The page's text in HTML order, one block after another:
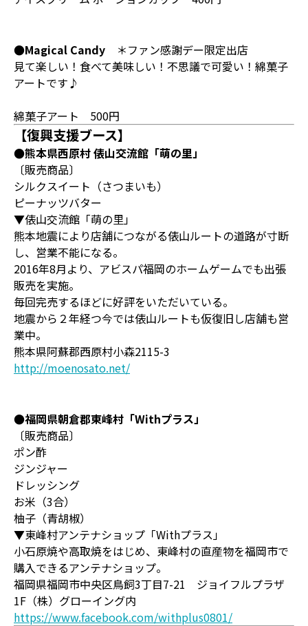
●Magical Candy ＊ファン感謝デー限定出店
見て楽しい！食べて美味しい！不思議で可愛い！綿菓子
アートです♪
綿菓子アート 500円
【復興支援ブース】
●熊本県西原村 俵山交流館「萌の里」
〔販売商品〕
シルクスイート（さつまいも）
ピーナッツバター
▼俵山交流館「萌の里」
熊本地震により店舗につながる俵山ルートの道路が寸断
し、営業不能になる。
2016年8月より、アビスパ福岡のホームゲームでも出張
販売を実施。
毎回完売するほどに好評をいただいている。
地震から２年経つ今では俵山ルートも仮復旧し店舗も営
業中。
熊本県阿蘇郡西原村小森2115-3
http://moenosato.net/
●福岡県朝倉郡東峰村「Withプラス」
〔販売商品〕
ポン酢
ジンジャー
ドレッシング
お米（3合）
柚子（青胡椒）
▼東峰村アンテナショップ「Withプラス」
小石原焼や高取焼をはじめ、東峰村の直産物を福岡市で
購入できるアンテナショップ。
福岡県福岡市中央区鳥飼3丁目7-21 ジョイフルプラザ
1F（株）グローイング内
https://www.facebook.com/withplus0801/